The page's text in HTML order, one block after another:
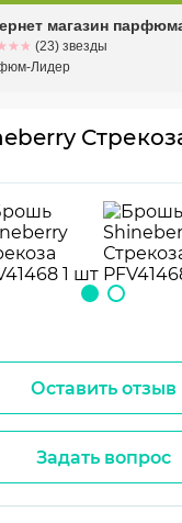
Омскул. Заозерная, 11, к.
Стрекоза
Оставить отзыв
Задать вопрос
магазин
(23) звезды
Лидер